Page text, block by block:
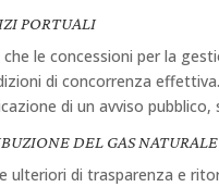
PORTUALI
le concessioni per la
di concorrenza
di un avviso
DEL GAS NATURALE
ulteriori di trasparenza e